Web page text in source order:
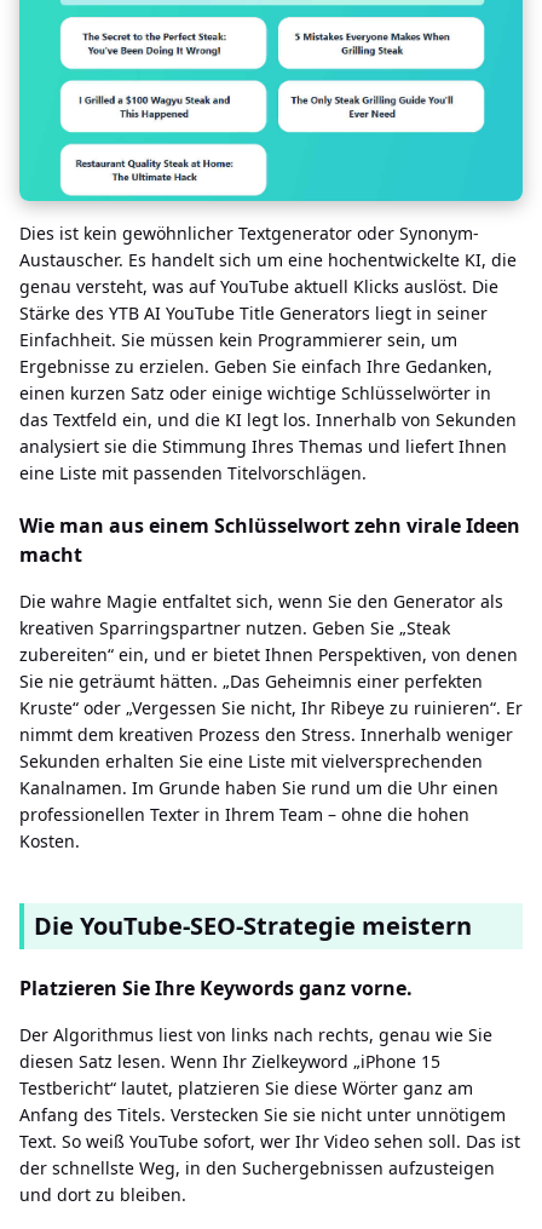
Dies ist kein gewöhnlicher Textgenerator oder Synonym-
Austauscher. Es handelt sich um eine hochentwickelte KI, die
genau versteht, was auf YouTube aktuell Klicks auslöst. Die
Stärke des YTB AI YouTube Title Generators liegt in seiner
Einfachheit. Sie müssen kein Programmierer sein, um
Ergebnisse zu erzielen. Geben Sie einfach Ihre Gedanken,
einen kurzen Satz oder einige wichtige Schlüsselwörter in
das Textfeld ein, und die KI legt los. Innerhalb von Sekunden
analysiert sie die Stimmung Ihres Themas und liefert Ihnen
eine Liste mit passenden Titelvorschlägen.
Wie man aus einem Schlüsselwort zehn virale Ideen
macht
Die wahre Magie entfaltet sich, wenn Sie den Generator als
kreativen Sparringspartner nutzen. Geben Sie „Steak
zubereiten“ ein, und er bietet Ihnen Perspektiven, von denen
Sie nie geträumt hätten. „Das Geheimnis einer perfekten
Kruste“ oder „Vergessen Sie nicht, Ihr Ribeye zu ruinieren“. Er
nimmt dem kreativen Prozess den Stress. Innerhalb weniger
Sekunden erhalten Sie eine Liste mit vielversprechenden
Kanalnamen. Im Grunde haben Sie rund um die Uhr einen
professionellen Texter in Ihrem Team – ohne die hohen
Kosten.
Die YouTube-SEO-Strategie meistern
Platzieren Sie Ihre Keywords ganz vorne.
Der Algorithmus liest von links nach rechts, genau wie Sie
diesen Satz lesen. Wenn Ihr Zielkeyword „iPhone 15
Testbericht“ lautet, platzieren Sie diese Wörter ganz am
Anfang des Titels. Verstecken Sie sie nicht unter unnötigem
Text. So weiß YouTube sofort, wer Ihr Video sehen soll. Das ist
der schnellste Weg, in den Suchergebnissen aufzusteigen
und dort zu bleiben.